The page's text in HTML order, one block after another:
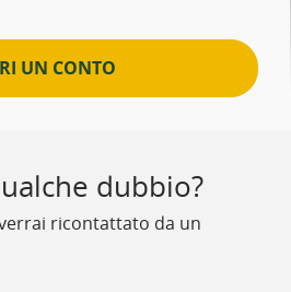
UN CONTO
dubbio?
ricontattato da un